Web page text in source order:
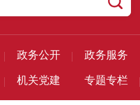
政务公开 政务服务
机关党建 专题专栏